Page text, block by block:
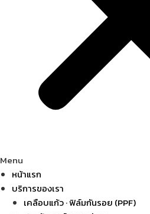
Menu
หน้าแรก
บริการของเรา
เคลือบแก้ว · ฟิล์มกันรอย (PPF)